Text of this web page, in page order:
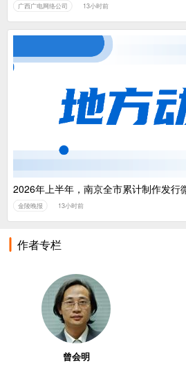
广西广电网络公司 13小时前
2026年上半年，南京全市累计制作发行
金陵晚报 13小时前
作者专栏
曾会明